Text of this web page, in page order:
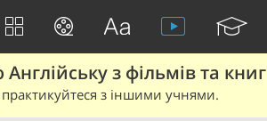
з фільмів та книг
з іншими учнями.